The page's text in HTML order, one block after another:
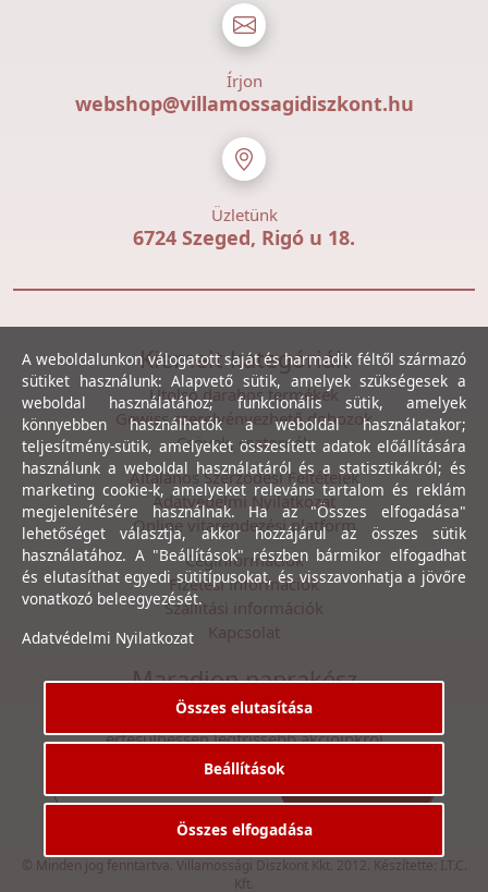
Írjon
webshop@villamossagidiszkont.hu
Üzletünk
6724 Szeged, Rigó u 18.
Kiemelt kategóriák
Utolsó darabos termékek
Gewiss szerelvényezhető dobozok
Csövek, csatornák
Általános Szerződési Feltételek
Adatvédelmi Nyilatkozat
Online vitarendezési platform
Céginformációk
Fizetési információk
Szállítási információk
Kapcsolat
Maradjon naprakész
Íratkozzon fel hírlevelünkre, hogy első kézből
értesülhessen legfrissebb akcióinkról
Elfogadom azAdatvédelmi Nyilatkozat
© Minden jog fenntartva. Villamossági Diszkont Kkt. 2012. Készítette: I.T.C.
Kft.
A weboldalunkon válogatott saját és harmadik féltől származó
sütiket használunk: Alapvető sütik, amelyek szükségesek a
weboldal használatához; funkcionális sütik, amelyek
könnyebben használhatók a weboldal használatakor;
teljesítmény-sütik, amelyeket összesített adatok előállítására
használunk a weboldal használatáról és a statisztikákról; és
marketing cookie-k, amelyeket releváns tartalom és reklám
megjelenítésére használnak. Ha az "Összes elfogadása"
lehetőséget választja, akkor hozzájárul az összes sütik
használatához. A "Beállítások" részben bármikor elfogadhat
és elutasíthat egyedi sütitípusokat, és visszavonhatja a jövőre
vonatkozó beleegyezését.
Adatvédelmi Nyilatkozat
Összes elutasítása
Beállítások
Összes elfogadása